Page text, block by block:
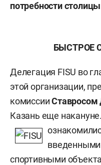
потребности
БЫСТРОЕ
Делегация FISU во
этой организации,
комиссииСтавросом
Казань еще
спортивными